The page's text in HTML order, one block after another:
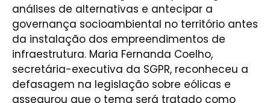
análises de alternativas e antecipar a
governança socioambiental no território antes
da instalação dos empreendimentos de
infraestrutura. Maria Fernanda Coelho,
secretária-executiva da SGPR, reconheceu a
defasagem na legislação sobre eólicas e
assegurou que o tema será tratado como